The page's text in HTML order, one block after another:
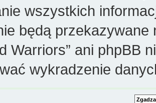
wszystkich
będą przekazywane
Warriors” ani phpBB
wykradzenie